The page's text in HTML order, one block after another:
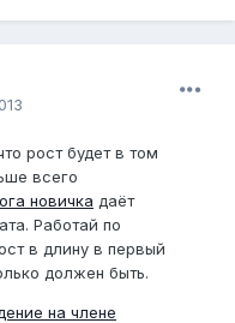
рост будет в том
всего
новичка даёт
Работай по
в длину в первый
должен быть.
на члене